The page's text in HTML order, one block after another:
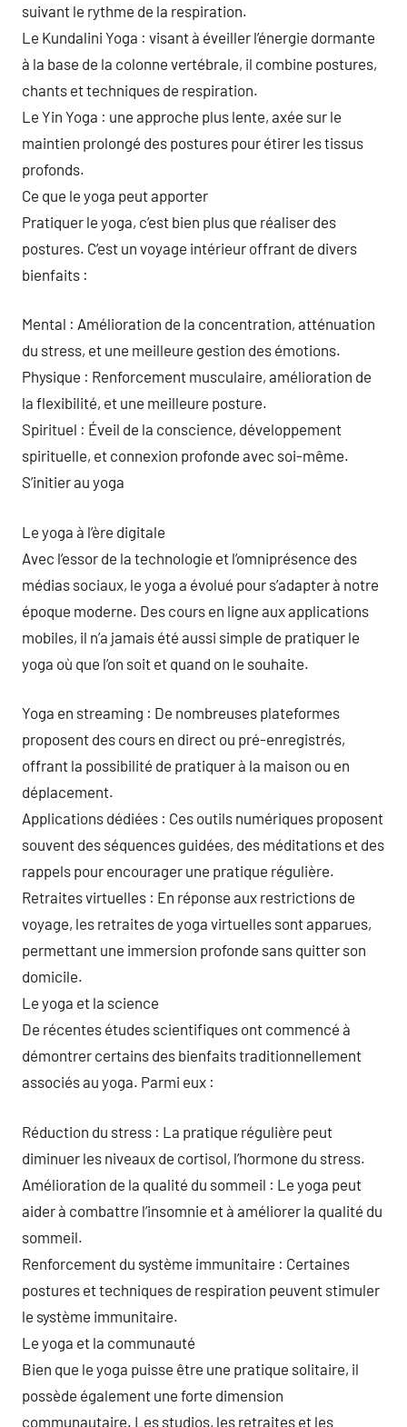
suivant le rythme de la respiration.
Le Kundalini Yoga : visant à éveiller l’énergie dormante
à la base de la colonne vertébrale, il combine postures,
chants et techniques de respiration.
Le Yin Yoga : une approche plus lente, axée sur le
maintien prolongé des postures pour étirer les tissus
profonds.
Ce que le yoga peut apporter
Pratiquer le yoga, c’est bien plus que réaliser des
postures. C’est un voyage intérieur offrant de divers
bienfaits :
Mental : Amélioration de la concentration, atténuation
du stress, et une meilleure gestion des émotions.
Physique : Renforcement musculaire, amélioration de
la flexibilité, et une meilleure posture.
Spirituel : Éveil de la conscience, développement
spirituelle, et connexion profonde avec soi-même.
S’initier au yoga
Le yoga à l’ère digitale
Avec l’essor de la technologie et l’omniprésence des
médias sociaux, le yoga a évolué pour s’adapter à notre
époque moderne. Des cours en ligne aux applications
mobiles, il n’a jamais été aussi simple de pratiquer le
yoga où que l’on soit et quand on le souhaite.
Yoga en streaming : De nombreuses plateformes
proposent des cours en direct ou pré-enregistrés,
offrant la possibilité de pratiquer à la maison ou en
déplacement.
Applications dédiées : Ces outils numériques proposent
souvent des séquences guidées, des méditations et des
rappels pour encourager une pratique régulière.
Retraites virtuelles : En réponse aux restrictions de
voyage, les retraites de yoga virtuelles sont apparues,
permettant une immersion profonde sans quitter son
domicile.
Le yoga et la science
De récentes études scientifiques ont commencé à
démontrer certains des bienfaits traditionnellement
associés au yoga. Parmi eux :
Réduction du stress : La pratique régulière peut
diminuer les niveaux de cortisol, l’hormone du stress.
Amélioration de la qualité du sommeil : Le yoga peut
aider à combattre l’insomnie et à améliorer la qualité du
sommeil.
Renforcement du système immunitaire : Certaines
postures et techniques de respiration peuvent stimuler
le système immunitaire.
Le yoga et la communauté
Bien que le yoga puisse être une pratique solitaire, il
possède également une forte dimension
communautaire. Les studios, les retraites et les